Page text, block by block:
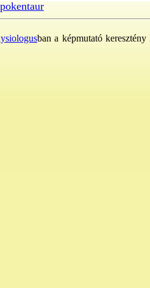
ban a képmutató keresztény